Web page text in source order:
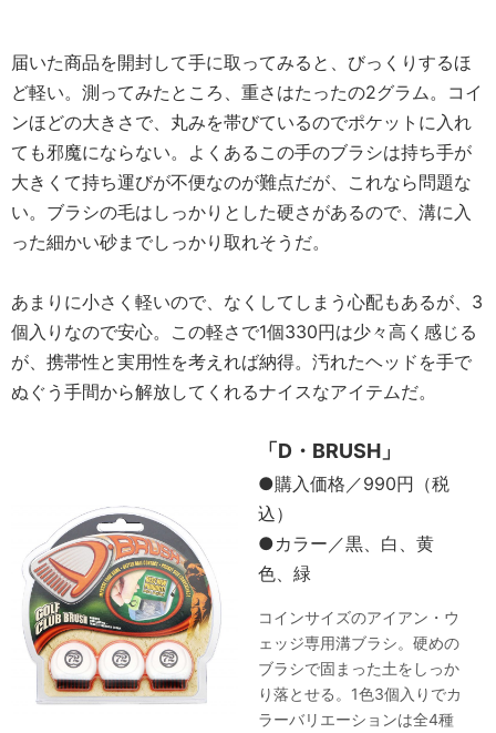
届いた商品を開封して手に取ってみると、びっくりするほ
ど軽い。測ってみたところ、重さはたったの2グラム。コイ
ンほどの大きさで、丸みを帯びているのでポケットに入れ
ても邪魔にならない。よくあるこの手のブラシは持ち手が
大きくて持ち運びが不便なのが難点だが、これなら問題な
い。ブラシの毛はしっかりとした硬さがあるので、溝に入
った細かい砂までしっかり取れそうだ。
あまりに小さく軽いので、なくしてしまう心配もあるが、3
個入りなので安心。この軽さで1個330円は少々高く感じる
が、携帯性と実用性を考えれば納得。汚れたヘッドを手で
ぬぐう手間から解放してくれるナイスなアイテムだ。
「D・BRUSH」
●購入価格／990円（税
込）
●カラー／黒、白、黄
色、緑
コインサイズのアイアン・ウ
ェッジ専用溝ブラシ。硬めの
ブラシで固まった土をしっか
り落とせる。1色3個入りでカ
ラーバリエーションは全4種